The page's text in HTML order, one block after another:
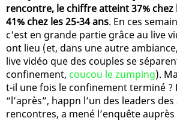
rencontre, le chiffre atteint 37% chez
41% chez les 25-34 ans. En ces
c'est en grande partie grâce au live
ont lieu (et, dans une autre
live vidéo que des couples se
confinement, coucou le zumping).
t-il une fois le confinement terminé ?
“l’après”, happn l’un des leaders
rencontres, a mené l’enquête